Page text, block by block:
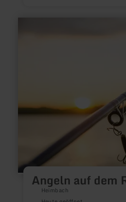
Angeln auf dem
Heimbach